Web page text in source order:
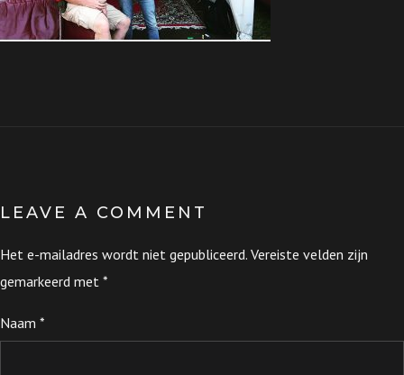
LEAVE A COMMENT
Het e-mailadres wordt niet gepubliceerd. Vereiste velden zijn
gemarkeerd met *
Naam *